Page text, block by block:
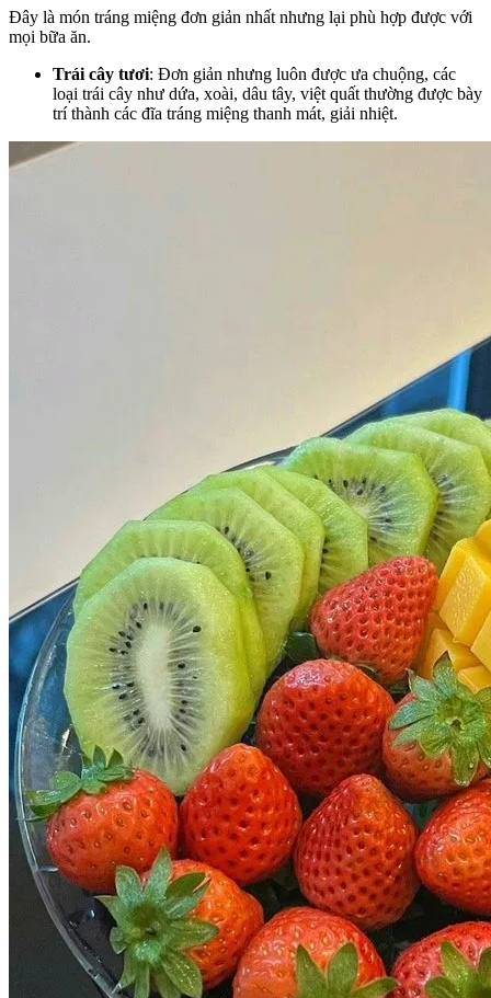
Đây là món tráng miệng đơn giản nhất nhưng lại phù hợp được với
mọi bữa ăn.
Trái cây tươi: Đơn giản nhưng luôn được ưa chuộng, các
loại trái cây như dứa, xoài, dâu tây, việt quất thường được bày
trí thành các đĩa tráng miệng thanh mát, giải nhiệt.